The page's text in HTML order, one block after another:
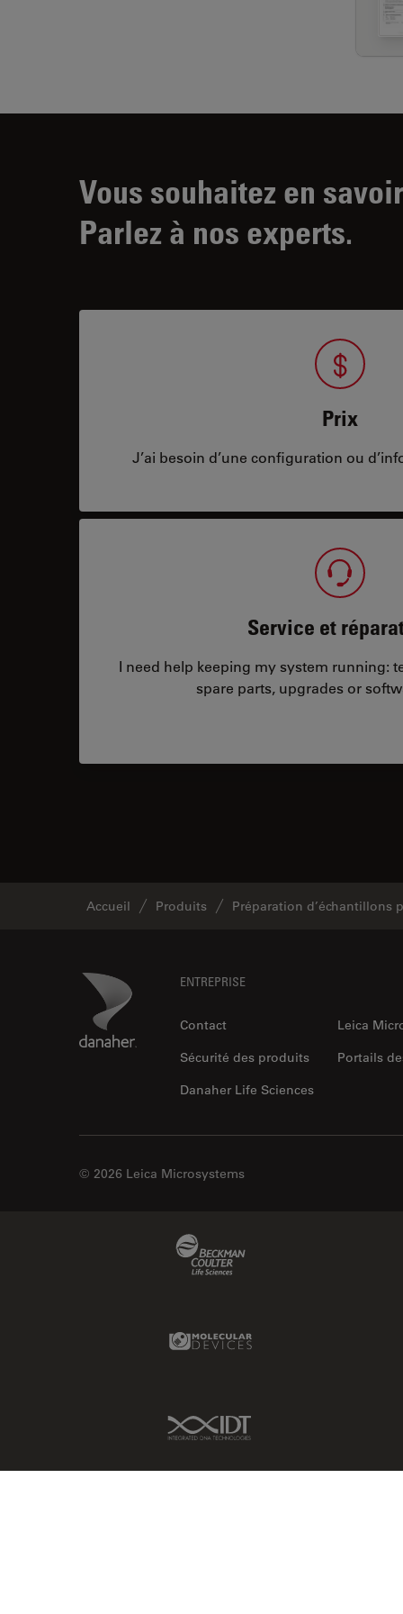
Vous souhaitez en
Parlez à nos experts.
Prix
J’ai besoin d’une configuration ou
Service et
I need help keeping my system running:
spare parts, upgrades or
Accueil Produits Préparation d’échantillons
Danaher Logo ENTREPRISE
Contact
Leica
Sécurité des produits
Portails
Danaher Life Sciences
© 2026 Leica Microsystems
Molecular Devices Link
IDT Link